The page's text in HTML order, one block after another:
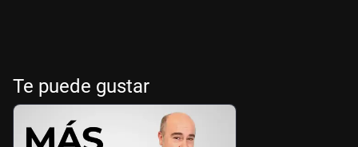
Te puede gustar